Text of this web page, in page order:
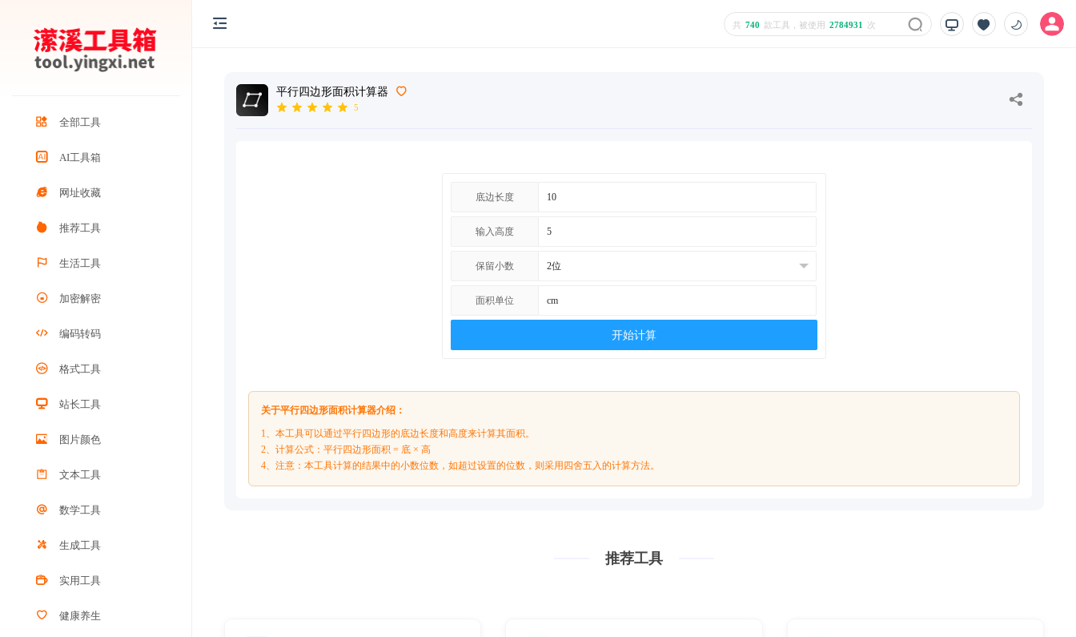
全部工具
AI工具箱
网址收藏
推荐工具
生活工具
加密解密
编码转码
格式工具
站长工具
图片颜色
文本工具
数学工具
生成工具
实用工具
健康养生
共 740 款工具，被使用 2784931 次
平行四边形面积计算器
5
底边长度
输入高度
保留小数
面积单位
开始计算
关于平行四边形面积计算器介绍：
1、本工具可以通过平行四边形的底边长度和高度来计算其面积。
2、计算公式：平行四边形面积 = 底 × 高
4、注意：本工具计算的结果中的小数位数，如超过设置的位数，则采用四舍五入的计算方法。
推荐工具